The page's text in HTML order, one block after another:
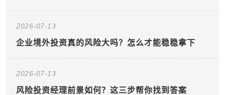
2026-07-13
企业境外投资真的风险大吗？怎么才能稳稳拿下
2026-07-13
风险投资经理前景如何？这三步帮你找到答案